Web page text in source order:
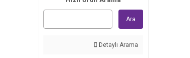
Ara
Detaylı Arama